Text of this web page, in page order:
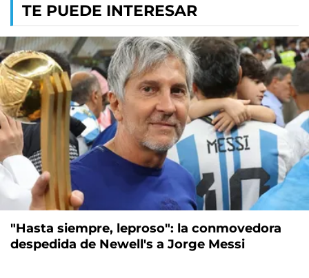
TE PUEDE INTERESAR
"Hasta siempre, leproso": la conmovedora
despedida de Newell's a Jorge Messi